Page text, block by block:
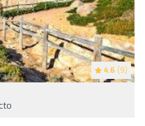
4.6 (9)